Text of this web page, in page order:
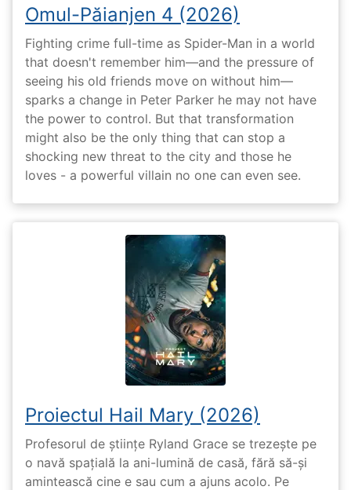
Omul-Păianjen 4 (2026)
Fighting crime full-time as Spider-Man in a world
that doesn't remember him—and the pressure of
seeing his old friends move on without him—
sparks a change in Peter Parker he may not have
the power to control. But that transformation
might also be the only thing that can stop a
shocking new threat to the city and those he
loves - a powerful villain no one can even see.
Proiectul Hail Mary (2026)
Profesorul de științe Ryland Grace se trezește pe
o navă spațială la ani-lumină de casă, fără să-și
amintească cine e sau cum a ajuns acolo. Pe